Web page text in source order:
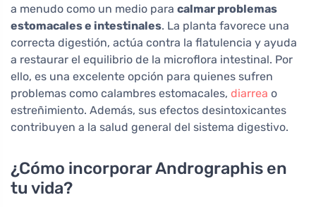
a menudo como un medio para calmar problemas
estomacales e intestinales. La planta favorece una
correcta digestión, actúa contra la flatulencia y ayuda
a restaurar el equilibrio de la microflora intestinal. Por
ello, es una excelente opción para quienes sufren
problemas como calambres estomacales, diarrea o
estreñimiento. Además, sus efectos desintoxicantes
contribuyen a la salud general del sistema digestivo.
¿Cómo incorporar Andrographis en
tu vida?